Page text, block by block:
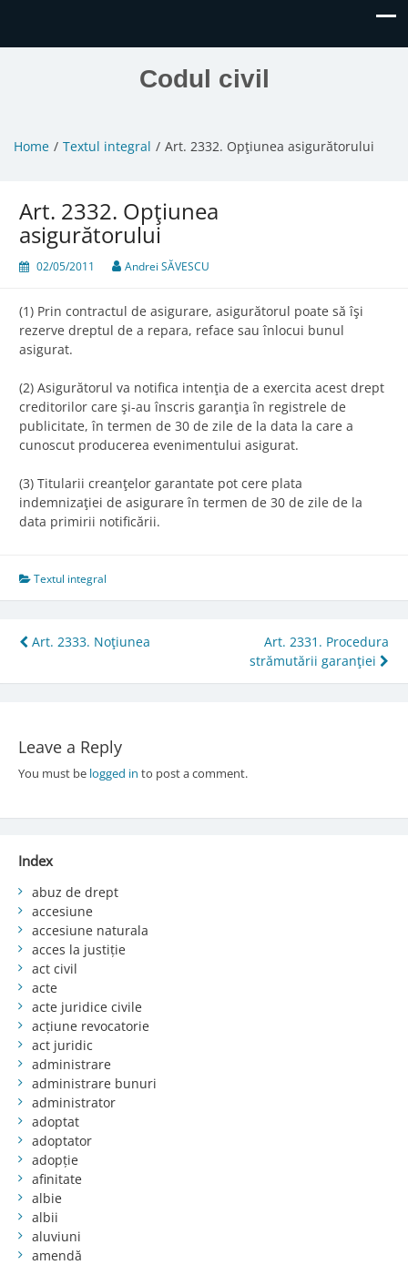
Codul civil
Home Textul integral Art. 2332. Opţiunea asigurătorului
Art. 2332. Opţiunea
asigurătorului
02/05/2011 Andrei SĂVESCU
(1) Prin contractul de asigurare, asigurătorul poate să îşi
rezerve dreptul de a repara, reface sau înlocui bunul
asigurat.
(2) Asigurătorul va notifica intenţia de a exercita acest drept
creditorilor care şi-au înscris garanţia în registrele de
publicitate, în termen de 30 de zile de la data la care a
cunoscut producerea evenimentului asigurat.
(3) Titularii creanţelor garantate pot cere plata
indemnizaţiei de asigurare în termen de 30 de zile de la
data primirii notificării.
Textul integral
Post
navigation
Art. 2333. Noţiunea
Art. 2331. Procedura
strămutării garanţiei
Leave a Reply
You must be logged in to post a comment.
Index
abuz de drept
accesiune
accesiune naturala
acces la justiție
act civil
acte
acte juridice civile
acțiune revocatorie
act juridic
administrare
administrare bunuri
administrator
adoptat
adoptator
adopție
afinitate
albie
albii
aluviuni
amendă